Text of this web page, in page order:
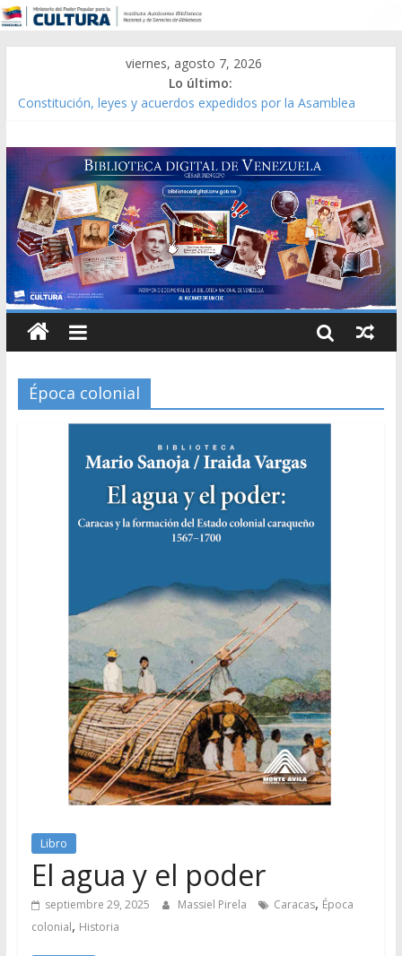
viernes, agosto 7, 2026
Lo último:
Constitución, leyes y acuerdos expedidos por la Asamblea
Modesta Bor Sánchez [material gráfico]
Gaceta Oficial de la República de Venezuela año CXXXIII Mes V,
Caracas 09 de marzo de 2006 N° 38.394
Catálogo temático de obras de Modesta Bor
Época colonial
Libro
El agua y el poder
septiembre 29, 2025 Massiel Pirela Caracas, Época
colonial, Historia